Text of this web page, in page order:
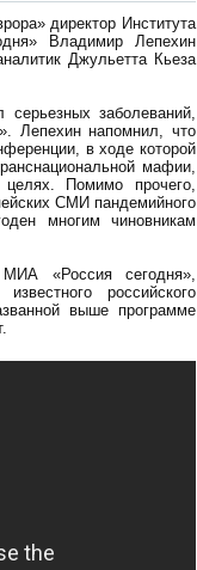
директор Института
Владимир Лепехин
Джульетта Кьеза
заболеваний,
Лепехин напомнил, что
в ходе которой
мафии,
Помимо прочего,
СМИ пандемийного
многим чиновникам
«Россия сегодня»,
российского
выше программе